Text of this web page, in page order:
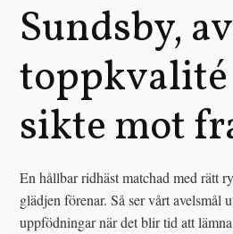
Sundsby,
toppkvalité
sikte mot
En hållbar ridhäst matchad med rätt
glädjen förenar. Så ser vårt avelsmål
uppfödningar när det blir tid att